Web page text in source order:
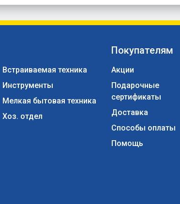
Встраиваемая техника
Инструменты
Мелкая бытовая техника
Хоз. отдел
Покупателям
Акции
Подарочные
сертификаты
Доставка
Способы оплаты
Помощь